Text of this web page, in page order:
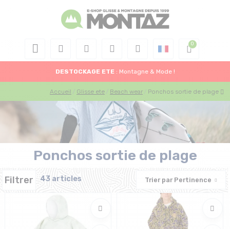
DESTOCKAGE ETE : Montagne & Mode !
Accueil Glisse ete Beach wear Ponchos sortie de plage
Ponchos sortie de plage
Filtrer 43 articles Trier par Pertinence